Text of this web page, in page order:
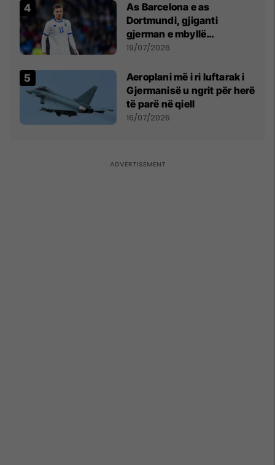
As Barcelona e as
Dortmundi, gjiganti
gjerman e mbyllë
marrëveshjen për Fisnik
19/07/2026
Aeroplani më i ri luftarak i
Gjermanisë u ngrit për herë
të parë në qiell
16/07/2026